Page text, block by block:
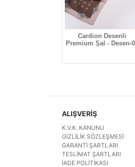
Cardion Desenli
Premium Şal - Desen-09
ALIŞVERİŞ
K.V.K. KANUNU
GIZLILIK SÖZLEŞMESI
GARANTI ŞARTLARI
TESLIMAT ŞARTLARI
İADE POLITIKASI